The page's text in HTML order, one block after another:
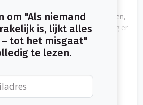
Ondernemers die het
anderen die bewust het risico lopen,
er blijkbaar niet op wijzen. Zolang er
gelijk te hebben. Behalve in
daar blijft de tussenpersoon ernstig in
om "Als niemand
is, lijkt alles
– tot het misgaat"
te lezen.